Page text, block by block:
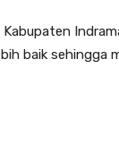
baik